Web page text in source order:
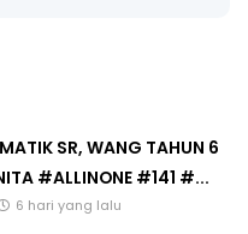
SR, WANG TAHUN 6
#ALLINONE #141 #...
6 hari yang lalu